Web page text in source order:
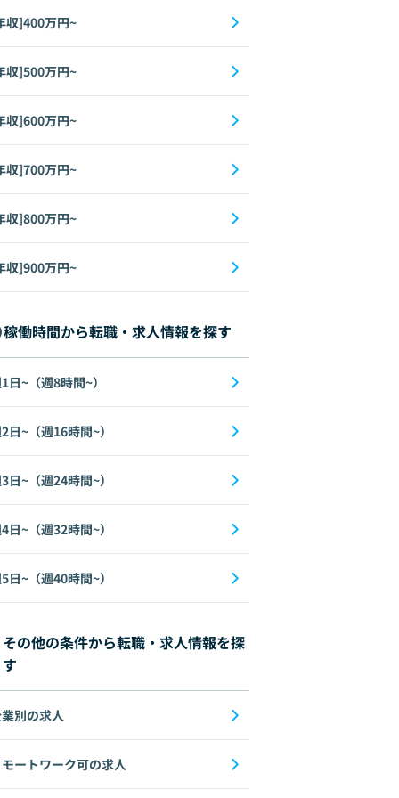
収]400万円~
収]500万円~
収]600万円~
収]700万円~
収]800万円~
収]900万円~
稼働時間から転職・求人情報を探す
日~（週8時間~）
日~（週16時間~）
日~（週24時間~）
日~（週32時間~）
日~（週40時間~）
その他の条件から転職・求人情報を探
す
別の求人
モートワーク可の求人